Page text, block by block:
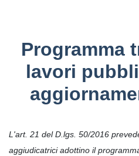
Programma
lavori
L'art. 21 del D.lgs. 50/2016
aggiudicatrici adottino il